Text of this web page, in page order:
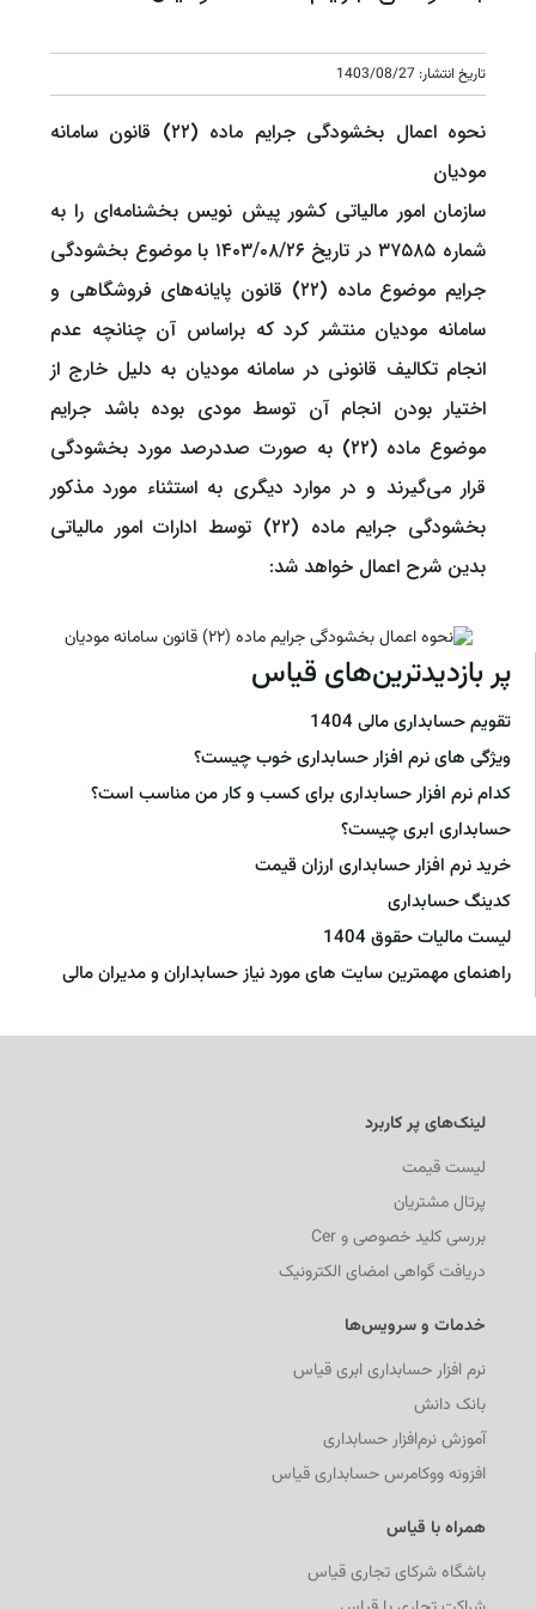
تاریخ انتشار: 1403/08/27
نحوه اعمال بخشودگی جرایم ماده (۲۲) قانون سامانه
مودیان
سازمان امور مالیاتی کشور پیش نویس بخشنامه‌ای را به
شماره ۳۷۵۸۵ در تاریخ ۱۴۰۳/۰۸/۲۶ با موضوع بخشودگی
جرایم موضوع ماده (۲۲) قانون پایانه‌های فروشگاهی و
سامانه مودیان منتشر کرد که براساس آن چنانچه عدم
انجام تکالیف قانونی در سامانه مودیان به دلیل خارج از
اختیار بودن انجام آن توسط مودی بوده باشد جرایم
موضوع ماده (۲۲) به صورت صد‌در‌صد مورد بخشودگی
قرار می‌گیرند و در موارد دیگری به استثناء مورد مذکور
بخشودگی جرایم ماده (۲۲) توسط ادارات امور مالیاتی
بدین شرح اعمال خواهد شد:
پر بازدیدترین‌های قیاس
تقویم حسابداری مالی 1404
ویژگی های نرم افزار حسابداری خوب چیست؟
کدام نرم افزار حسابداری برای کسب و کار من مناسب است؟
حسابداری ابری چیست؟
خرید نرم افزار حسابداری ارزان قیمت
کدینگ حسابداری
لیست مالیات حقوق 1404
راهنمای مهمترین سایت های مورد نیاز حسابداران و مدیران مالی
لینک‌های پر کاربرد
لیست قیمت
پرتال مشتریان
بررسی کلید خصوصی و Cer
دریافت گواهی امضای الکترونیک
خدمات و سرویس‌ها
نرم افزار حسابداری ابری قیاس
بانک دانش
آموزش نرم‌افزار حسابداری
افزونه ووکامرس حسابداری قیاس
همراه با قیاس
باشگاه شرکای تجاری قیاس